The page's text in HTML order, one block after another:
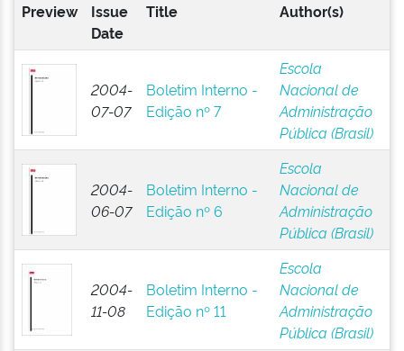
Preview
Issue
Date
Title Author(s)
2004-
07-07
Boletim Interno -
Edição nº 7
Escola
Nacional de
Administração
Pública (Brasil)
2004-
06-07
Boletim Interno -
Edição nº 6
Escola
Nacional de
Administração
Pública (Brasil)
2004-
11-08
Boletim Interno -
Edição nº 11
Escola
Nacional de
Administração
Pública (Brasil)